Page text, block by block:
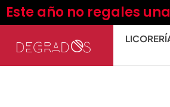
Este año no regales